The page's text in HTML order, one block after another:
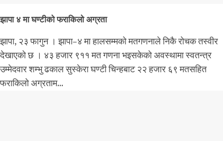
झापा ४ मा घण्टीको फराकिलो अग्रता
झापा, २३ फागुन । झापा–४ मा हालसम्मको मतगणनाले निकै रोचक तस्वीर
देखाएको छ । ४३ हजार ९११ मत गणना भइसकेको अवस्थामा स्वतन्त्र
उम्मेदवार शम्भु ढकाल सुस्केरा घण्टी चिन्हबाट २२ हजार ६९ मतसहित
फराकिलो अग्रताम...